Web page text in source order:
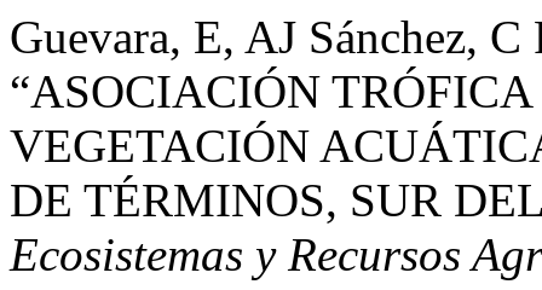
Guevara, E, AJ Sánchez,
“ASOCIACIÓN
VEGETACIÓN
DE TÉRMINOS, SUR
Ecosistemas y Recursos